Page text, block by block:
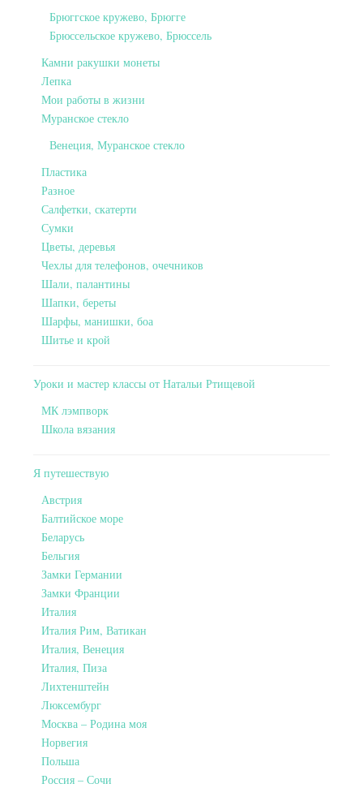
Брюггское кружево, Брюгге
Брюссельское кружево, Брюссель
Камни ракушки монеты
Лепка
Мои работы в жизни
Муранское стекло
Венеция, Муранское стекло
Пластика
Разное
Салфетки, скатерти
Сумки
Цветы, деревья
Чехлы для телефонов, очечников
Шали, палантины
Шапки, береты
Шарфы, манишки, боа
Шитье и крой
Уроки и мастер классы от Натальи Ртищевой
МК лэмпворк
Школа вязания
Я путешествую
Австрия
Балтийское море
Беларусь
Бельгия
Замки Германии
Замки Франции
Италия
Италия Рим, Ватикан
Италия, Венеция
Италия, Пиза
Лихтенштейн
Люксембург
Москва – Родина моя
Норвегия
Польша
Россия – Сочи